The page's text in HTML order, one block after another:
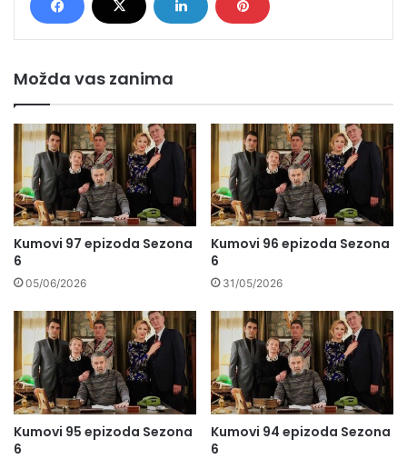
Možda vas zanima
Kumovi 97 epizoda Sezona
6
05/06/2026
Kumovi 96 epizoda Sezona
6
31/05/2026
Kumovi 95 epizoda Sezona
6
Kumovi 94 epizoda Sezona
6